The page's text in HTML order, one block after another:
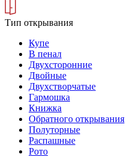
Тип открывания
Купе
В пенал
Двухсторонние
Двойные
Двухстворчатые
Гармошка
Книжка
Обратного открывания
Полуторные
Распашные
Рото